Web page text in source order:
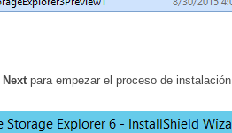
Next para empezar el proceso de instalación